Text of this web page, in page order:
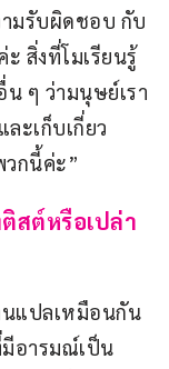
ามรับผิดชอบ กับ
ะ สิ่งที่โมเรียนรู้
น ๆ ว่ามนุษย์เรา
ะเก็บเกี่ยว
วกนี้ค่ะ”
สต์หรือเปล่า
นแปลเหมือนกัน
อารมณ์เป็น